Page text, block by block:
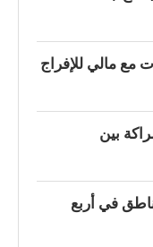
مع مالي للإفراج
بين
في أربع